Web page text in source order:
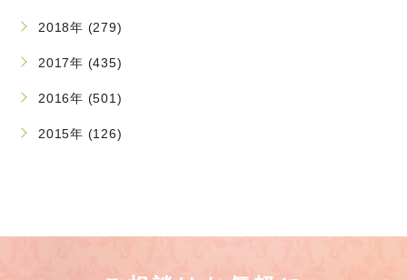
2018年 (279)
2017年 (435)
2016年 (501)
2015年 (126)